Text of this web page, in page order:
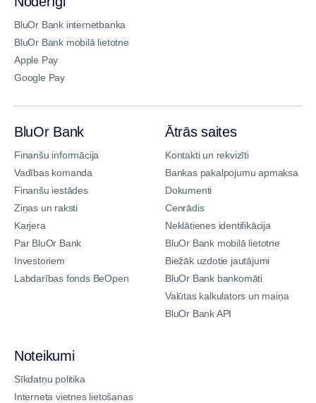
BluOr Bank internetbanka
BluOr Bank mobilā lietotne
Apple Pay
Google Pay
BluOr Bank
Finanšu informācija
Vadības komanda
Finanšu iestādes
Ziņas un raksti
Karjera
Par BluOr Bank
Investoriem
Labdarības fonds BeOpen
Ātrās saites
Kontakti un rekvizīti
Bankas pakalpojumu apmaksa
Dokumenti
Cenrādis
Neklātienes identifikācija
BluOr Bank mobilā lietotne
Biežāk uzdotie jautājumi
BluOr Bank bankomāti
Valūtas kalkulators un maiņa
BluOr Bank API
Noteikumi
Sīkdatņu politika
Interneta vietnes lietošanas